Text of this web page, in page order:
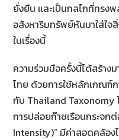
ยั่งยืน และเป็นกลไกที่ทรง
อสังหาริมทรัพย์หันมาใส่ใ
ในเรื่องนี้
ความร่วมมือครั้งนี้ได้สร้าง
ไทย ด้วยการใช้หลักเกณฑ์
กับ Thailand Taxonomy
การปล่อยก๊าซเรือนกระจก
Intensity)” มีค่าสอดคล้อง